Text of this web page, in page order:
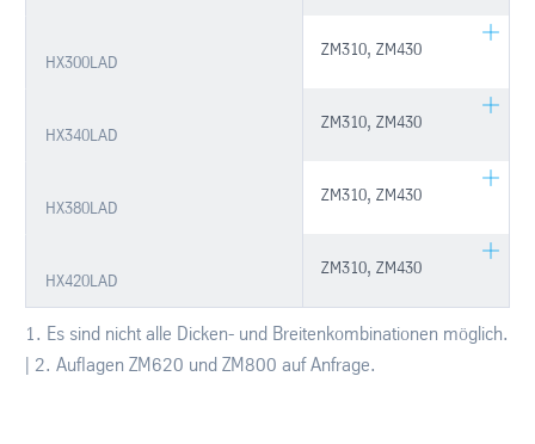
HX300LAD
ZM310, ZM430
HX340LAD
ZM310, ZM430
HX380LAD
ZM310, ZM430
HX420LAD
ZM310, ZM430
1. Es sind nicht alle Dicken- und Breitenkombinationen möglich.
| 2. Auflagen ZM620 und ZM800 auf Anfrage.